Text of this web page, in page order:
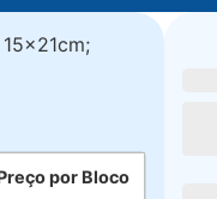
por Bloco